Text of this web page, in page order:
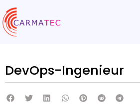
DevOps-Ingenieur